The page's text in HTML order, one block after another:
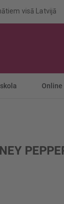
visā Latvijā